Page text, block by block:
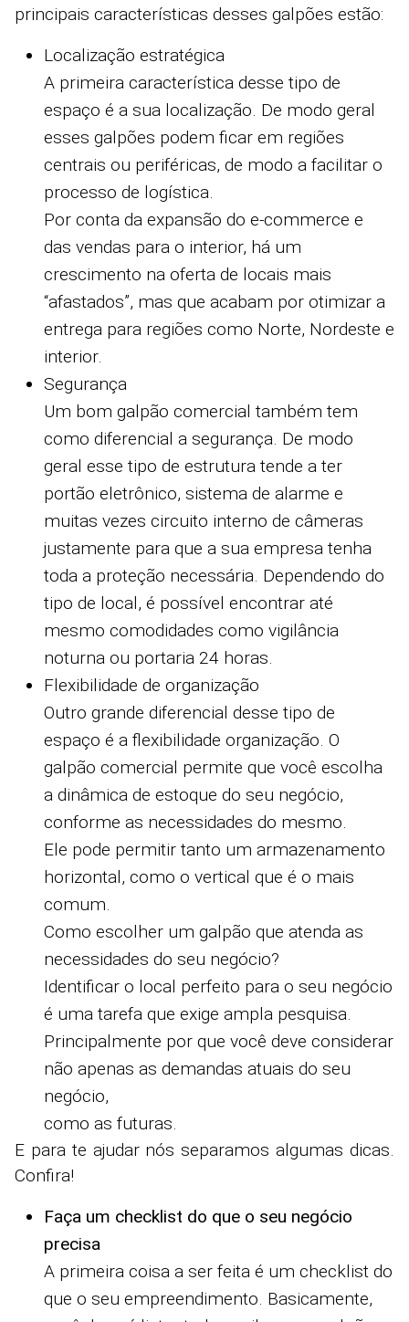
principais características desses galpões estão:
Localização estratégica
A primeira característica desse tipo de
espaço é a sua localização. De modo geral
esses galpões podem ficar em regiões
centrais ou periféricas, de modo a facilitar o
processo de logística.
Por conta da expansão do e-commerce e
das vendas para o interior, há um
crescimento na oferta de locais mais
“afastados”, mas que acabam por otimizar a
entrega para regiões como Norte, Nordeste e
interior.
Segurança
Um bom galpão comercial também tem
como diferencial a segurança. De modo
geral esse tipo de estrutura tende a ter
portão eletrônico, sistema de alarme e
muitas vezes circuito interno de câmeras
justamente para que a sua empresa tenha
toda a proteção necessária. Dependendo do
tipo de local, é possível encontrar até
mesmo comodidades como vigilância
noturna ou portaria 24 horas.
Flexibilidade de organização
Outro grande diferencial desse tipo de
espaço é a flexibilidade organização. O
galpão comercial permite que você escolha
a dinâmica de estoque do seu negócio,
conforme as necessidades do mesmo.
Ele pode permitir tanto um armazenamento
horizontal, como o vertical que é o mais
comum.
Como escolher um galpão que atenda as
necessidades do seu negócio?
Identificar o local perfeito para o seu negócio
é uma tarefa que exige ampla pesquisa.
Principalmente por que você deve considerar
não apenas as demandas atuais do seu
negócio,
como as futuras.
E para te ajudar nós separamos algumas dicas.
Confira!
Faça um checklist do que o seu negócio
precisa
A primeira coisa a ser feita é um checklist do
que o seu empreendimento. Basicamente,